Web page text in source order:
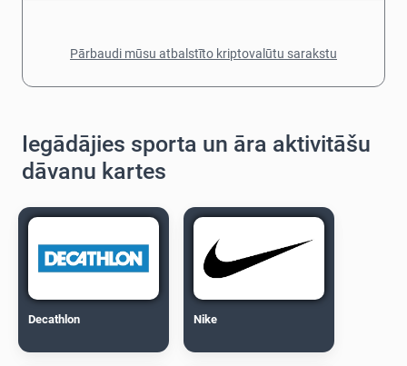
Pārbaudi mūsu atbalstīto kriptovalūtu sarakstu
Iegādājies sporta un āra aktivitāšu
dāvanu kartes
Decathlon Nike